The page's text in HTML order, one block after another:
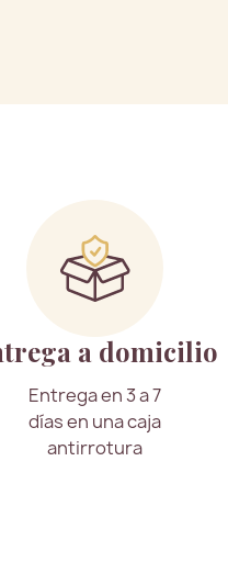
a domicilio
Entrega en 3 a 7
días en una caja
antirrotura